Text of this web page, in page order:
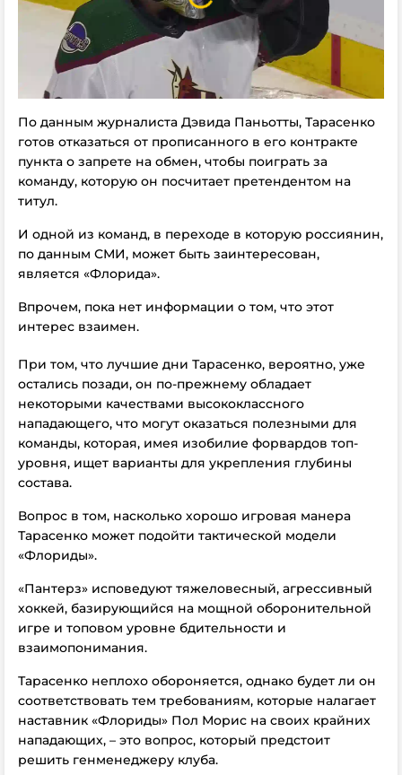
По данным журналиста Дэвида Паньотты, Тарасенко
готов отказаться от прописанного в его контракте
пункта о запрете на обмен, чтобы поиграть за
команду, которую он посчитает претендентом на
титул.
И одной из команд, в переходе в которую россиянин,
по данным СМИ, может быть заинтересован,
является «Флорида».
Впрочем, пока нет информации о том, что этот
интерес взаимен.
При том, что лучшие дни Тарасенко, вероятно, уже
остались позади, он по-прежнему обладает
некоторыми качествами высококлассного
нападающего, что могут оказаться полезными для
команды, которая, имея изобилие форвардов топ-
уровня, ищет варианты для укрепления глубины
состава.
Вопрос в том, насколько хорошо игровая манера
Тарасенко может подойти тактической модели
«Флориды».
«Пантерз» исповедуют тяжеловесный, агрессивный
хоккей, базирующийся на мощной оборонительной
игре и топовом уровне бдительности и
взаимопонимания.
Тарасенко неплохо обороняется, однако будет ли он
соответствовать тем требованиям, которые налагает
наставник «Флориды» Пол Морис на своих крайних
нападающих, – это вопрос, который предстоит
решить генменеджеру клуба.